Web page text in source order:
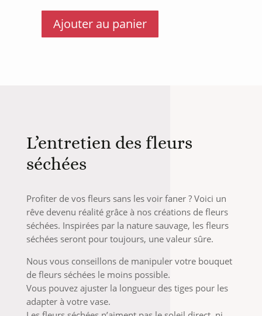
quantitéAjouter au panier
L’entretien des fleurs
séchées
Profiter de vos fleurs sans les voir faner ? Voici un
rêve devenu réalité grâce à nos créations de fleurs
séchées. Inspirées par la nature sauvage, les fleurs
séchées seront pour toujours, une valeur sûre.
Nous vous conseillons de manipuler votre bouquet
de fleurs séchées le moins possible.
Vous pouvez ajuster la longueur des tiges pour les
adapter à votre vase.